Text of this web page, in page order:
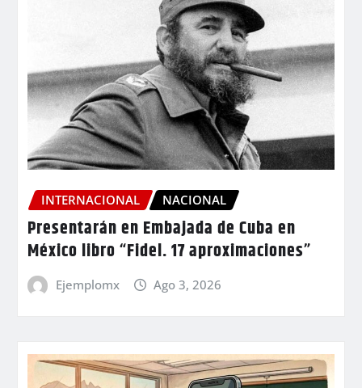
INTERNACIONAL NACIONAL
Presentarán en Embajada de Cuba en
México libro “Fidel. 17 aproximaciones”
Ejemplomx Ago 3, 2026